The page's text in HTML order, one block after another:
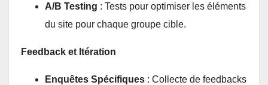
A/B Testing : Tests pour optimiser les éléments
du site pour chaque groupe cible.
Feedback et Itération
Enquêtes Spécifiques : Collecte de feedbacks